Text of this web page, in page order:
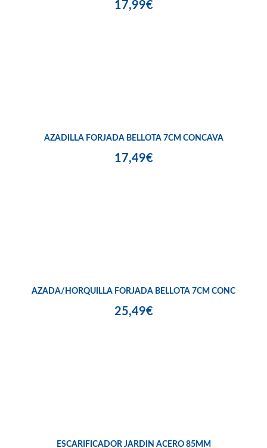
17,99€
AZADILLA FORJADA BELLOTA 7CM CONCAVA
17,49€
AZADA/HORQUILLA FORJADA BELLOTA 7CM CONC
25,49€
ESCARIFICADOR JARDIN ACERO 85MM